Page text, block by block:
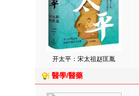
开太平：宋太祖赵匡胤
醫學/醫藥